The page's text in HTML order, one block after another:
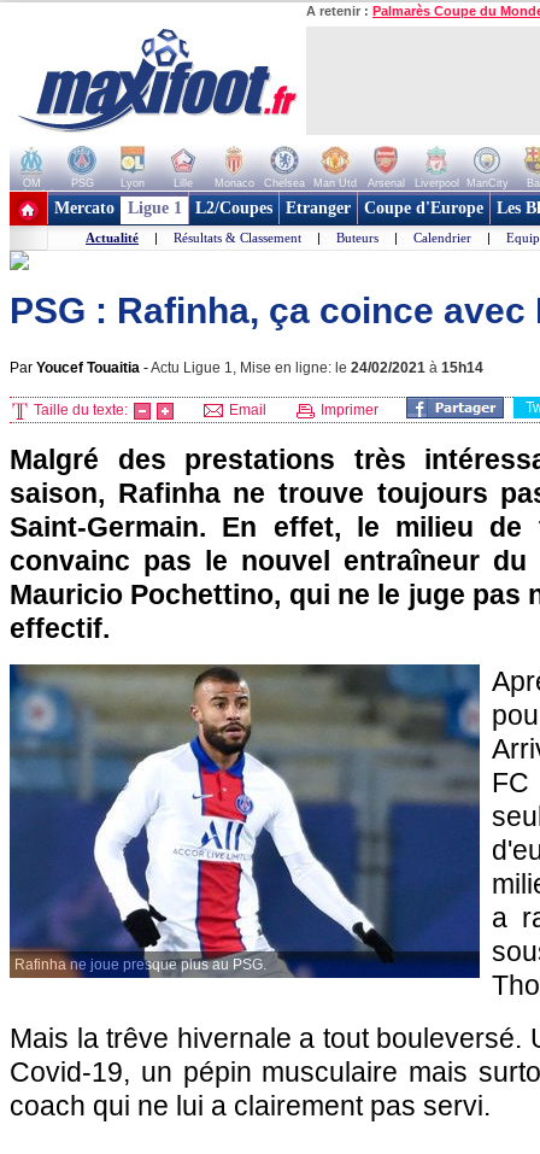
A retenir : Palmarès Coupe du
OM PSG Lyon Lille Monaco Chelsea Man Utd Arsenal Liverpool ManCity
+ de clubs
Mercato Ligue 1 L2/Coupes Etranger Coupe d'Europe Les
Actualité | Résultats & Classement | Buteurs | Calendrier |
PSG : Rafinha, ça coince
Par Youcef Touaitia -Actu Ligue 1, Mise en ligne: le 24/02/2021 à 15h14
Taille du texte: Email Imprimer
Malgré des prestations très
saison, Rafinha ne trouve toujours
Saint-Germain. En effet, le milieu
convainc pas le nouvel entraîneur
Mauricio Pochettino, qui ne le juge pas
effectif.
Rafinha ne joue presque plus au PSG.
a
Mais la trêve hivernale a tout bouleversé.
Covid-19, un pépin musculaire mais
coach qui ne lui a clairement pas servi.